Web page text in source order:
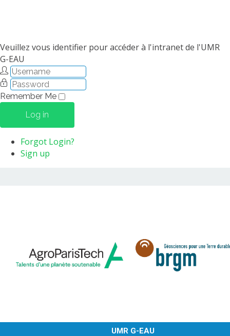
Veuillez vous identifier pour accéder à l'intranet de l'UMR
G-EAU
Remember Me
Log in
Forgot Login?
Sign up
UMR G-EAU